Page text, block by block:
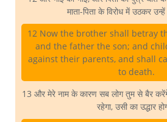
माता-पिता के विरोध में उठकर
12 Now the brother shall betray
and the father the son; and
against their parents, and shall
to death.
13 और मेरे नाम के कारण सब लोग तुम से बैर
रहेगा, उसी का उद्धार